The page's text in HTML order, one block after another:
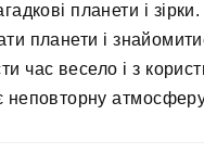
планети і
планети і
час весело і з
неповторну